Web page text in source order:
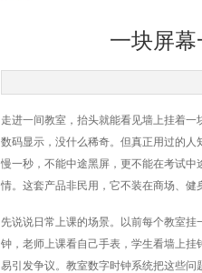
一块屏
走进一间教室，抬头就能看见墙上挂着
数码显示，没什么稀奇。但真正用过的
慢一秒，不能中途黑屏，更不能在考试
情。这套产品非民用，它不装在商场、
先说说日常上课的场景。以前每个教室
钟，老师上课看自己手表，学生看墙上
易引发争议。教室数字时钟系统把这些